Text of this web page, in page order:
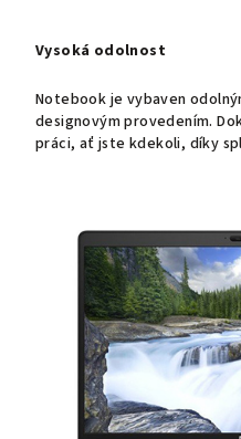
Vysoká odolnost
Notebook je vybaven
designovým provedením.
práci, ať jste kdekoli, díky